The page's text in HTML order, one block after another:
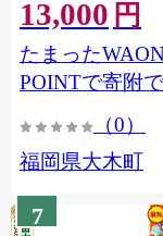
米 単一米 単一原
産 国産 お米 ブラ
5kg × 2 ゆめつくし
CY009_01
13,000 円
たまった
POINTで寄附
（0）
福岡県大木町
7